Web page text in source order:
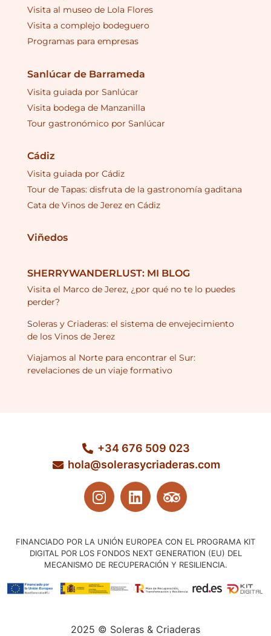
Visita al museo de Lola Flores
Visita a complejo bodeguero
Programas para empresas
Sanlúcar de Barrameda
Visita guiada por Sanlúcar
Visita bodega de Manzanilla
Tour gastronómico por Sanlúcar
Cádiz
Visita guiada por Cádiz
Tour de Tapas: disfruta de la gastronomía gaditana
Cata de Vinos de Jerez en Cádiz
Viñedos
SHERRYWANDERLUST: MI BLOG
Visita el Marco de Jerez, ¿por qué no te lo puedes
perder?
Soleras y Criaderas: el sistema de envejecimiento
de los Vinos de Jerez
Viajamos al Norte para encontrar el Sur:
revelaciones de un viaje formativo
+34 676 509 023
hola@solerasycriaderas.com
FINANCIADO POR LA UNIÓN EUROPEA CON EL PROGRAMA KIT
DIGITAL POR LOS FONDOS NEXT GENERATION (EU) DEL
MECANISMO DE RECUPERACIÓN Y RESILIENCIA.
2025 © Soleras & Criaderas